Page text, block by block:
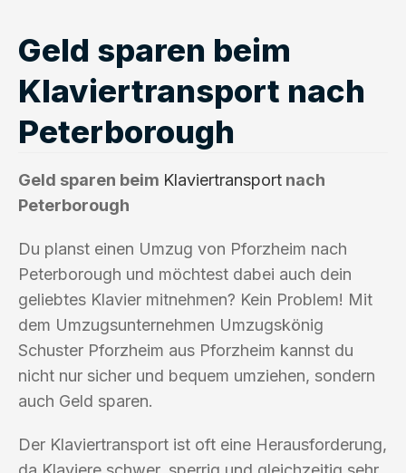
Geld sparen beim
Klaviertransport nach
Peterborough
Geld sparen beim Klaviertransport nach
Peterborough
Du planst einen Umzug von Pforzheim nach
Peterborough und möchtest dabei auch dein
geliebtes Klavier mitnehmen? Kein Problem! Mit
dem Umzugsunternehmen Umzugskönig
Schuster Pforzheim aus Pforzheim kannst du
nicht nur sicher und bequem umziehen, sondern
auch Geld sparen.
Der Klaviertransport ist oft eine Herausforderung,